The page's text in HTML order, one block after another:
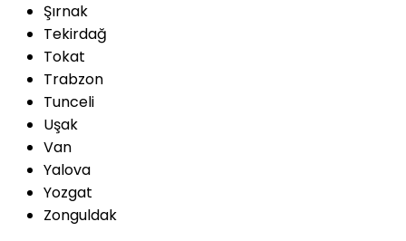
Şırnak
Tekirdağ
Tokat
Trabzon
Tunceli
Uşak
Van
Yalova
Yozgat
Zonguldak